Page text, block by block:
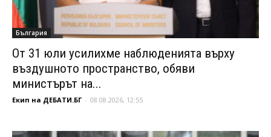
България
От 31 юли усилихме наблюденията върху
въздушното пространство, обяви
министърът на...
Екип на ДЕБАТИ.БГ - 08.08.2026, 12:55